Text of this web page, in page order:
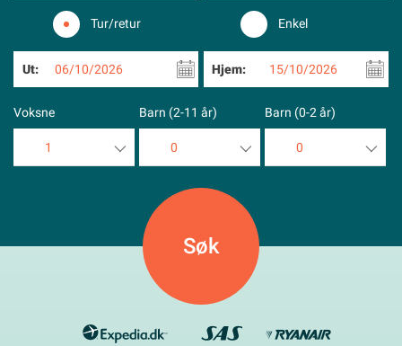
Tur/retur Enkel
Ut: 06/10/2026 Hjem: 15/10/2026
Voksne
1
Barn (2-11 år)
0
5
Barn (0-2 år)
0